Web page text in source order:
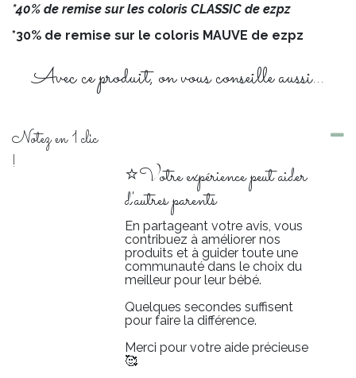
*40% de remise sur les coloris CLASSIC de ezpz
*30% de remise sur le coloris MAUVE de ezpz
Avec ce produit, on vous conseille aussi...
Notez en 1 clic
!
⭐Votre expérience peut aider
d'autres parents
En partageant votre avis, vous
contribuez à améliorer nos
produits et à guider toute une
communauté dans le choix du
meilleur pour leur bébé.
Quelques secondes suffisent
pour faire la différence.
Merci pour votre aide précieuse
🥰